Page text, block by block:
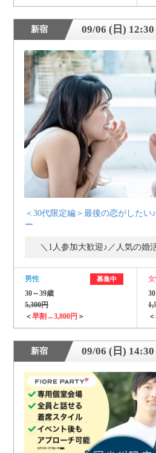
新宿 09/06 (日) 12:30
＜30代限定編＞最後の恋がしたい
ー
＼1人参加大歓迎♪／人気の婚
男性 募集中
30～39歳
5,300円
＜早割→3,800円 ＞
＜
新宿 09/06 (日) 14:30